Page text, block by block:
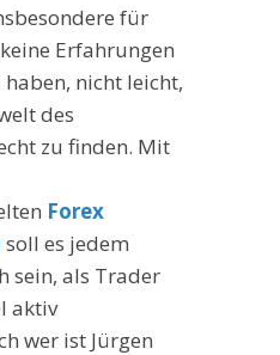
für
Erfahrungen
nicht leicht,
des
zu finden. Mit
Forex
soll es jedem
sein, als Trader
aktiv
wer ist Jürgen